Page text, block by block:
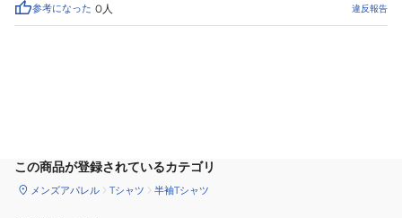
参考になった 0 人 違反報告
この商品が登録されているカテゴリ
メンズアパレル Tシャツ 半袖Tシャツ